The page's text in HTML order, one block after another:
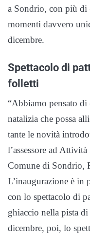
a Sondrio, con più di
momenti davvero
dicembre.
Spettacolo di
folletti
“Abbiamo pensato di
natalizia che possa
tante le novità
l’assessore ad
Comune di Sondrio,
L’inaugurazione è in
con lo spettacolo di
ghiaccio nella pista
dicembre, poi, lo